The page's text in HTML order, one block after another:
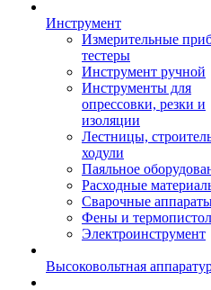
Инструмент
Измерительные
тестеры
Инструмент ручной
Инструменты для
опрессовки, резки и
изоляции
Лестницы,
ходули
Паяльное
Расходные
Сварочные
Фены и
Электроинструмент
Высоковольтная